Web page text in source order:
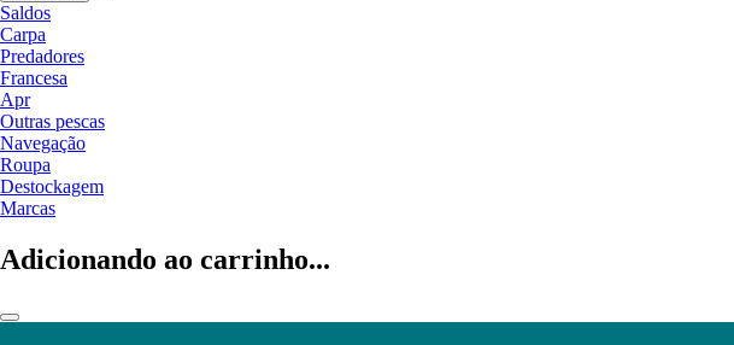
Saldos
Carpa
Predadores
Francesa
Apr
Outras pescas
Navegação
Roupa
Destockagem
Marcas
Adicionando ao carrinho...